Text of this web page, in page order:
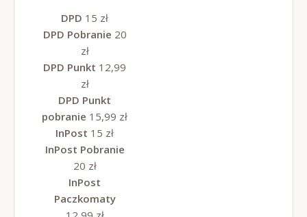
DPD 15 zł
DPD Pobranie 20
zł
DPD Punkt 12,99
zł
DPD Punkt
pobranie 15,99 zł
InPost 15 zł
InPost Pobranie
20 zł
InPost
Paczkomaty